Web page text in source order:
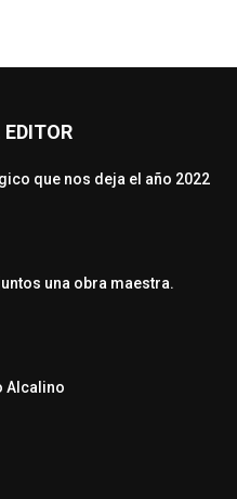
EDITOR
que nos deja el año 2022
una obra maestra.
Alcalino